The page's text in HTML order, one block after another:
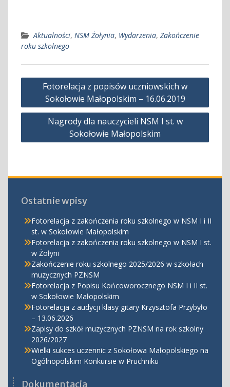
Aktualności, NSM Żołynia, Wydarzenia, Zakończenie
roku szkolnego
Nawigacja
wpisu
Fotorelacja z popisów uczniowskich w
Sokołowie Małopolskim – 16.06.2019
Nagrody dla nauczycieli NSM I st. w
Sokołowie Małopolskim
Ostatnie wpisy
Fotorelacja z zakończenia roku szkolnego w NSM I i II
st. w Sokołowie Małopolskim
Fotorelacja z zakończenia roku szkolnego w NSM I st.
w Żołyni
Zakończenie roku szkolnego 2025/2026 w szkołach
muzycznych PZNSM
Fotorelacja z Popisu Końcoworocznego NSM I i II st.
w Sokołowie Małopolskim
Fotorelacja z audycji klasy gitary Krzysztofa Przybyło
– 13.06.2026
Zapisy do szkół muzycznych PZNSM na rok szkolny
2026/2027
Wielki sukces uczennic z Sokołowa Małopolskiego na
Ogólnopolskim Konkursie w Pruchniku
Dokumentacja